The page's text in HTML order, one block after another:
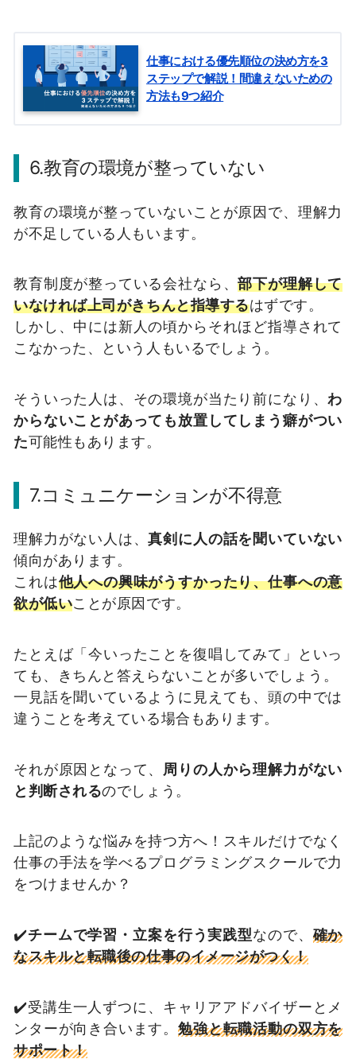
仕事における優先順位の決め方を3
ステップで解説！間違えないための
方法も9つ紹介
6.教育の環境が整っていない
教育の環境が整っていないことが原因で、理解力
が不足している人もいます。
教育制度が整っている会社なら、部下が理解して
いなければ上司がきちんと指導するはずです。
しかし、中には新人の頃からそれほど指導されて
こなかった、という人もいるでしょう。
そういった人は、その環境が当たり前になり、わ
からないことがあっても放置してしまう癖がつい
た可能性もあります。
7.コミュニケーションが不得意
理解力がない人は、真剣に人の話を聞いていない
傾向があります。
これは他人への興味がうすかったり、仕事への意
欲が低いことが原因です。
たとえば「今いったことを復唱してみて」といっ
ても、きちんと答えらないことが多いでしょう。
一見話を聞いているように見えても、頭の中では
違うことを考えている場合もあります。
それが原因となって、 周りの人から理解力がない
と判断されるのでしょう。
上記のような悩みを持つ方へ！スキルだけでなく
仕事の手法を学べるプログラミングスクールで力
をつけませんか？
✔️チームで学習・立案を行う実践型なので、確か
なスキルと転職後の仕事のイメージがつく！
✔️受講生一人ずつに、キャリアアドバイザーとメ
ンターが向き合います。勉強と転職活動の双方を
サポート！